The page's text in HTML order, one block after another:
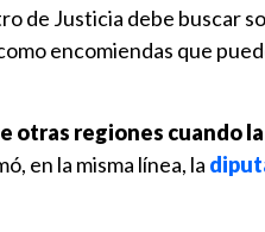
de Justicia debe buscar
encomiendas que
otras regiones cuando
en la misma línea, la